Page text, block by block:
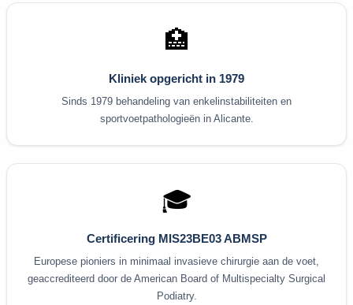
🏥
Kliniek opgericht in 1979
Sinds 1979 behandeling van enkelinstabiliteiten en
sportvoetpathologieën in Alicante.
🎓
Certificering MIS23BE03 ABMSP
Europese pioniers in minimaal invasieve chirurgie aan de voet,
geaccrediteerd door de American Board of Multispecialty Surgical
Podiatry.